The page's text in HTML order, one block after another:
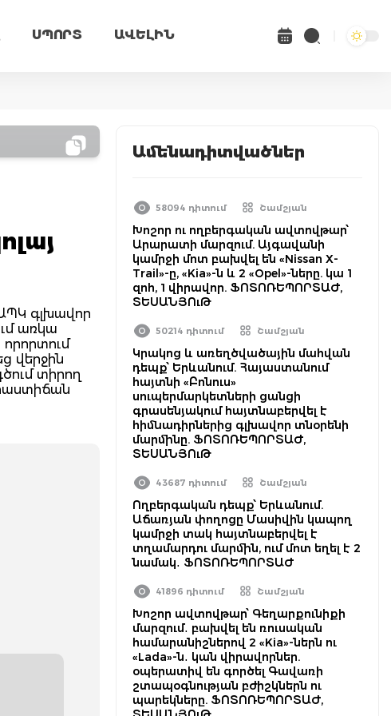
ՍՊՈՐՏ ԱՎԵԼԻՆ
գլխավոր
առկա
վերջին
տիրող
Ամենադիտվածներ
58094 դիտում Շամշյան
Խոշոր ու ողբերգական ավտովթար՝
Արարատի մարզում. Այգավանի
կամրջի մոտ բախվել են «Nissan X-
Trail»-ը, «Kia»-ն և 2 «Opel»-ները. կա 1
զոհ, 1 վիրավոր. ՖՈՏՈՌԵՊՈՐՏԱԺ,
ՏԵՍԱՆՅՈւԹ
50214 դիտում Շամշյան
Կրակոց և առեղծվածային մահվան
դեպք՝ Երևանում. Հայաստանում
հայտնի «Բոնուս»
սուպերմարկետների ցանցի
գրասենյակում հայտնաբերվել է
հիմնադիրներից գլխավոր տնօրենի
մարմինը. ՖՈՏՈՌԵՊՈՐՏԱԺ,
ՏԵՍԱՆՅՈւԹ
43687 դիտում Շամշյան
Ողբերգական դեպք՝ Երևանում.
Աճառյան փողոցը Մասիվին կապող
կամրջի տակ հայտնաբերվել է
տղամարդու մարմին, ում մոտ եղել է 2
նամակ․ ՖՈՏՈՌԵՊՈՐՏԱԺ
41896 դիտում Շամշյան
Խոշոր ավտովթար՝ Գեղարքունիքի
մարզում․ բախվել են ռուսական
համարանիշներով 2 «Kia»-ներն ու
«Lada»-ն․ կան վիրավորներ.
օպերատիվ են գործել Գավառի
շտապօգնության բժիշկներն ու
պարեկները. ՖՈՏՈՌԵՊՈՐՏԱԺ,